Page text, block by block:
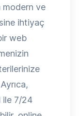
modern ve
ihtiyaç
web
ile 7/24